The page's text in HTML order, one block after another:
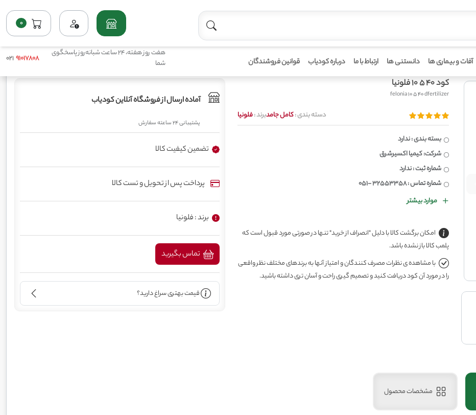
0
آفات و بیماری ها دانستنی ها ارتباط با ما درباره کودیاب قوانین فروشندگان
هفت روز هفته، 24 ساعت شبانه‌روز پاسخگوی
شما
91017808
021
خانه فروشگاه کامل جامد کود 40 5 10 فلونیا
کود 40 5 10 فلونیا
felonia 10 5 40 dfertilizer
دسته بندی :کامل جامدبرند :فلونیا
بسته بندی : ندارد
شرکت: کیمیا اکسیرشرق
شماره ثبت : ندارد
شماره تماس : ۳۲۵۵۳۳۵۸ -۰۵۱
موارد بیشتر
امکان برگشت کالا با دلیل "انصراف از خرید" تنها در صورتی مورد قبول است که
پلمب کالا باز نشده باشد.
با مشاهده ی نظرات مصرف کنندگان و امتیاز آنها به برندهای مختلف نظر واقعی
را در مورد آن کود دریافت کنید و تصمیم گیری راحت و آسان تری داشته باشید.
مشخصات محصول
آماده ارسال از فروشگاه آنلاین کودیاب
پشتیبانی 24 ساعته سفارش
تضمین کیفیت کالا
پرداخت پس از تحویل و تست کالا
برند : فلونیا
قیمت بهتری سراغ دارید؟